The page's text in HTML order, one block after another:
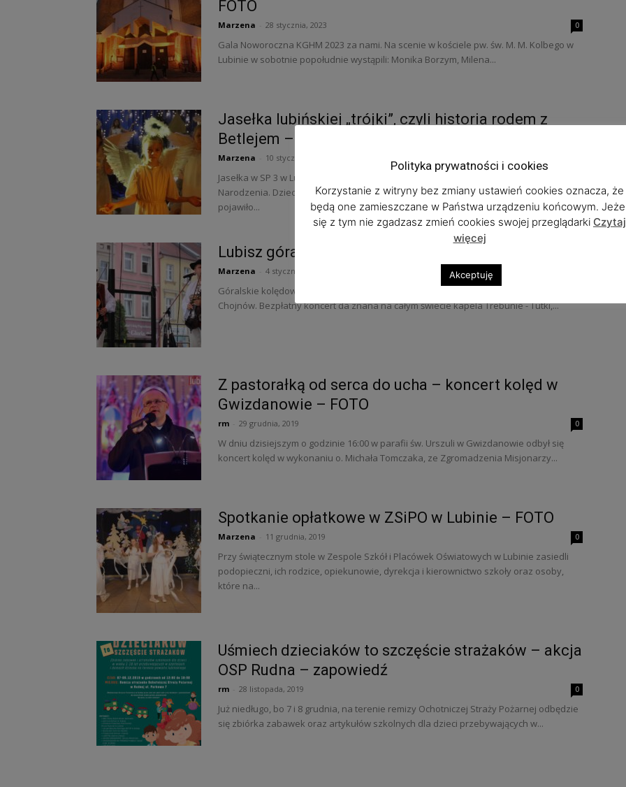
FOTO
Marzena 28 stycznia, 2023 0
Gala Noworoczna KGHM 2023 za nami. Na scenie w kościele pw. św. M. M. Kolbego w
Lubinie w sobotnie popołudnie wystąpili: Monika Borzym, Milena...
Jasełka lubińskiej „trójki”, czyli historia rodem z
Betlejem – FOTO
Marzena 10 stycznia, 2020
Jasełka w SP 3 w Lubinie były okazją, by znowu przeżywać atmosferę świąt Bożego
Narodzenia. Dzieci zaprezentowały publiczności historię narodzin Jezusa. Na scenie
pojawiło...
Lubisz góralską muzykę? Chojnów zaprasza
Marzena 4 stycznia, 2020
Góralskie kolędowanie już 4 stycznia o godzinie 16:00. Miłośników tej muzyki zaprasza
Chojnów. Bezpłatny koncert da znana na całym świecie kapela Trebunie - Tutki,...
Z pastorałką od serca do ucha – koncert kolęd w
Gwizdanowie – FOTO
rm 29 grudnia, 2019 0
W dniu dzisiejszym o godzinie 16:00 w parafii św. Urszuli w Gwizdanowie odbył się
koncert kolęd w wykonaniu o. Michała Tomczaka, ze Zgromadzenia Misjonarzy...
Spotkanie opłatkowe w ZSiPO w Lubinie – FOTO
Marzena 11 grudnia, 2019 0
Przy świątecznym stole w Zespole Szkół i Placówek Oświatowych w Lubinie zasiedli
podopieczni, ich rodzice, opiekunowie, dyrekcja i kierownictwo szkoły oraz osoby,
które na...
Uśmiech dzieciaków to szczęście strażaków – akcja
OSP Rudna – zapowiedź
rm 28 listopada, 2019 0
Już niedługo, bo 7 i 8 grudnia, na terenie remizy Ochotniczej Straży Pożarnej odbędzie
się zbiórka zabawek oraz artykułów szkolnych dla dzieci przebywających w...
Polityka prywatności i cookies
Korzystanie z witryny bez zmiany ustawień cookies oznacza, że
będą one zamieszczane w Państwa urządzeniu końcowym.
się z tym nie zgadzasz zmień cookies swojej przeglądarki Czytaj
więcej
Akceptuję